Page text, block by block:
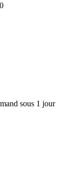
sous 1 jour